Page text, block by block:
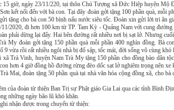
giờ, ngày 23/11/220, tại thôn Chú Tượng xã Đức Hiệp huyện Mộ
kết nối đến với bà con. Tại đây đoàn gởi tặng 100 phần quà, mỗi
tặng cho bà con 50 bình nấu nước siêu tốc. Đoàn xin gửi lời tri ân
2020, đi hơn 100 km từ TP. Tam Kỳ - Quảng Nam với cung đường
phải dừng lại đẩy. Hai bên đường rất nhiều nơi bị sạt lở. Nhưng
My đoàn gởi tặng 150 phần quà mỗi phần 400 nghìn đồng. Bà
9 vừa rồi rất nhiều ngôi nhà bị đổ sập, tốc mái, đời sống vô cùng khó
Trà Vinh, huyện Nam Trà My tặng 150 phần cho đồng bào dân
hơn 4 giờ đồng hồ đường rừng đèo dốc sạt lở nghiêm trọng nên xe
Mai, đoàn tặng 50 phần quà tại nhà văn hóa cộng đồng xã, cho
của đoàn từ thiện Ban Trị sự Phật giáo Gia Lai qua các tỉnh Bình
những ngày bão lũ khó khăn.
nhận được trong chuyến từ thiện: